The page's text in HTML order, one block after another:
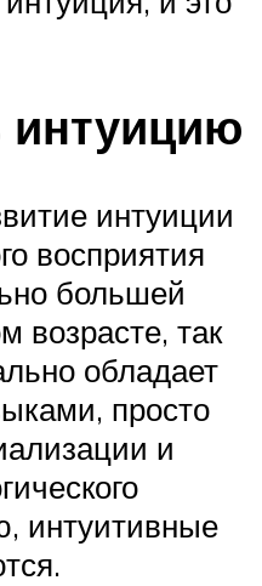
интуицию
интуиции
восприятия
большей
возрасте, так
обладает
просто
и
интуитивные